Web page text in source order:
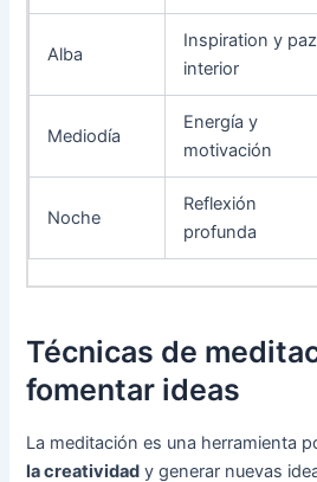
Alba
Inspiration y paz
interior
Mediodía
Energía y
motivación
Noche
Reflexión
profunda
Técnicas de
fomentar ideas
La meditación es una herramienta
la creatividad y generar nuevas